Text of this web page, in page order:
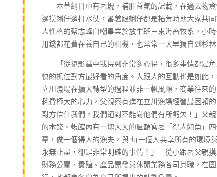
本草綱目中有著蜆，補肝益氣的記載，在過去物資
邊摸蜊仔邊打水仗，蕃薯跟蜊仔都是拓荒時期大家共
人性格的蔡志峰自嘲畢業於放牛班－東海畜牧系，小
用錢都花費在養自己的相機，也常常一大早獨自到
「從攝影當中我得到非常多心得，很多事情都是角
快的抓住對方最好看的角度。人跟人的互動也是如此
立川漁場在擴大轉型的過程並非一帆風順，商業往來
耗費極大的心力，父親蔡有進在立川漁場經營最困頓
對方信任我們，我們絕對不能對他們有所虧欠！」父
的本錢。蜆館內有一塊大大的匾額寫著「得人如魚」
臺，做一個得人的漁夫，與 每一個人共享所有的環境
永無止盡，卻是非常明確的事情！」 從小跟著父親
財務公關、養殖、產品開發與休閒業務各司其職，在